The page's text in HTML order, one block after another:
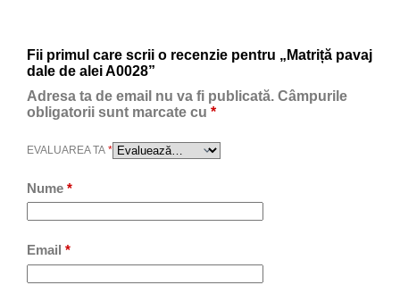
Fii primul care scrii o recenzie pentru „Matriță pavaj
dale de alei A0028”
Adresa ta de email nu va fi publicată. Câmpurile
obligatorii sunt marcate cu *
EVALUAREA TA *
Nume *
Email *